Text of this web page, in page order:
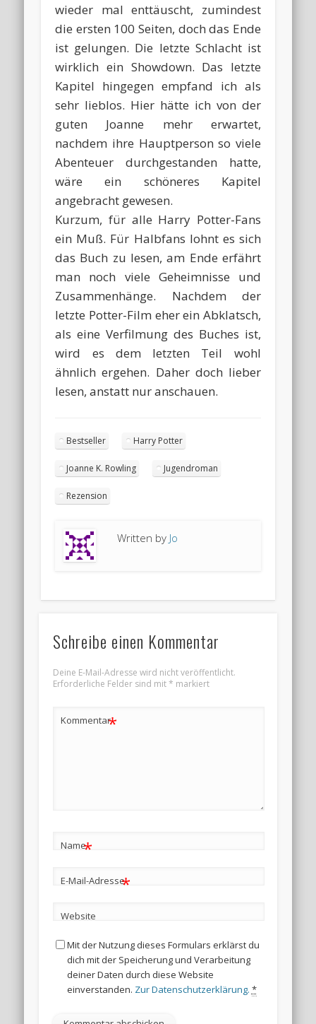
wieder mal enttäuscht, zumindest
die ersten 100 Seiten, doch das Ende
ist gelungen. Die letzte Schlacht ist
wirklich ein Showdown. Das letzte
Kapitel hingegen empfand ich als
sehr lieblos. Hier hätte ich von der
guten Joanne mehr erwartet,
nachdem ihre Hauptperson so viele
Abenteuer durchgestanden hatte,
wäre ein schöneres Kapitel
angebracht gewesen.
Kurzum, für alle Harry Potter-Fans
ein Muß. Für Halbfans lohnt es sich
das Buch zu lesen, am Ende erfährt
man noch viele Geheimnisse und
Zusammenhänge. Nachdem der
letzte Potter-Film eher ein Abklatsch,
als eine Verfilmung des Buches ist,
wird es dem letzten Teil wohl
ähnlich ergehen. Daher doch lieber
lesen, anstatt nur anschauen.
Bestseller Harry Potter
Joanne K. Rowling Jugendroman
Rezension
Written by Jo
Schreibe einen Kommentar
Deine E-Mail-Adresse wird nicht veröffentlicht.
Erforderliche Felder sind mit* markiert
Kommentar*
Name*
E-Mail-Adresse*
Website
Mit der Nutzung dieses Formulars erklärst du
dich mit der Speicherung und Verarbeitung
deiner Daten durch diese Website
einverstanden. Zur Datenschutzerklärung. *